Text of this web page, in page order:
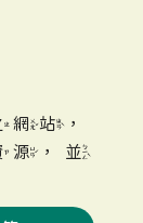
網站，
源，並